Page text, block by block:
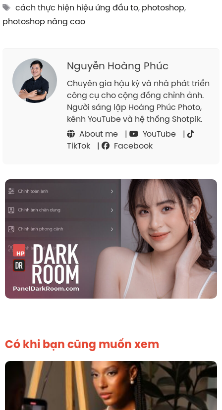
Tags
cách thực hiện hiệu ứng đầu to, photoshop,
photoshop nâng cao
Nguyễn Hoàng Phúc
Chuyên gia hậu kỳ và nhà phát triển
công cụ cho cộng đồng chỉnh ảnh.
Người sáng lập Hoàng Phúc Photo,
kênh YouTube và hệ thống Shotpik.
About me
| YouTube
|
TikTok
| Facebook
Có khi bạn cũng muốn xem